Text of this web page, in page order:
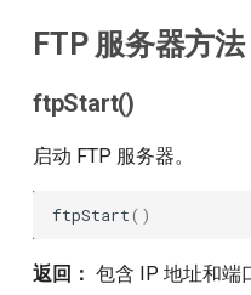
FTP 服务器方法
ftpStart()
启动 FTP 服务器。
ftpStart()
返回： 包含 IP 地址和端